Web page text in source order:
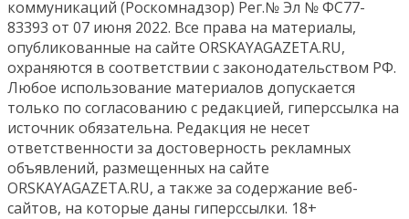
коммуникаций (Роскомнадзор) Рег.№ Эл № ФС77-
83393 от 07 июня 2022. Все права на материалы,
опубликованные на сайте ORSKAYAGAZETA.RU,
охраняются в соответствии с законодательством РФ.
Любое использование материалов допускается
только по согласованию с редакцией, гиперссылка на
источник обязательна. Редакция не несет
ответственности за достоверность рекламных
объявлений, размещенных на сайте
ORSKAYAGAZETA.RU, а также за содержание веб-
сайтов, на которые даны гиперссылки. 18+